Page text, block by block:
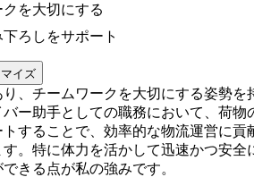
を大切にする
ろしをサポート
イズ
、チームワークを大切にする姿勢を
ー助手としての職務において、荷物
することで、効率的な物流運営に貢
。特に体力を活かして迅速かつ安全
きる点が私の強みです。